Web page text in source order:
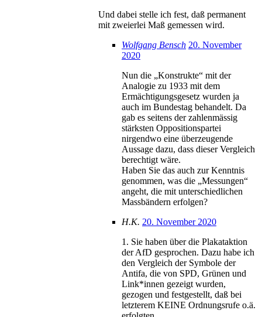
Und dabei stelle ich fest, daß permanent
mit zweierlei Maß gemessen wird.
Wolfgang Bensch 20. November
2020
Nun die „Konstrukte“ mit der
Analogie zu 1933 mit dem
Ermächtigungsgesetz wurden ja
auch im Bundestag behandelt. Da
gab es seitens der zahlenmässig
stärksten Oppositionspartei
nirgendwo eine überzeugende
Aussage dazu, dass dieser Vergleich
berechtigt wäre.
Haben Sie das auch zur Kenntnis
genommen, was die „Messungen“
angeht, die mit unterschiedlichen
Massbändern erfolgen?
H.K. 20. November 2020
1. Sie haben über die Plakataktion
der AfD gesprochen. Dazu habe ich
den Vergleich der Symbole der
Antifa, die von SPD, Grünen und
Link*innen gezeigt wurden,
gezogen und festgestellt, daß bei
letzterem KEINE Ordnungsrufe o.ä.